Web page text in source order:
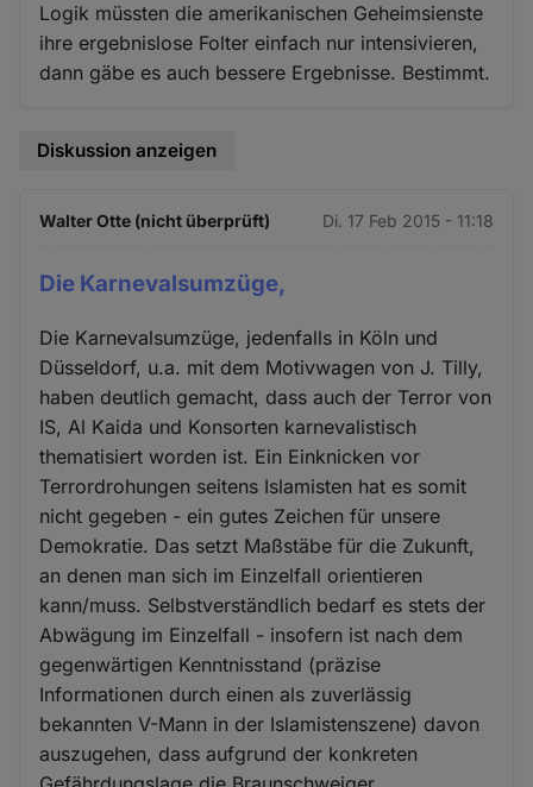
Logik müssten die amerikanischen Geheimsienste
ihre ergebnislose Folter einfach nur intensivieren,
dann gäbe es auch bessere Ergebnisse. Bestimmt.
Diskussion anzeigen
Walter Otte (nicht überprüft) Di. 17 Feb 2015 - 11:18
Die Karnevalsumzüge,
Die Karnevalsumzüge, jedenfalls in Köln und
Düsseldorf, u.a. mit dem Motivwagen von J. Tilly,
haben deutlich gemacht, dass auch der Terror von
IS, Al Kaida und Konsorten karnevalistisch
thematisiert worden ist. Ein Einknicken vor
Terrordrohungen seitens Islamisten hat es somit
nicht gegeben - ein gutes Zeichen für unsere
Demokratie. Das setzt Maßstäbe für die Zukunft,
an denen man sich im Einzelfall orientieren
kann/muss. Selbstverständlich bedarf es stets der
Abwägung im Einzelfall - insofern ist nach dem
gegenwärtigen Kenntnisstand (präzise
Informationen durch einen als zuverlässig
bekannten V-Mann in der Islamistenszene) davon
auszugehen, dass aufgrund der konkreten